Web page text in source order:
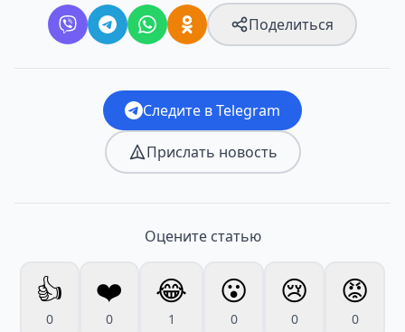
Поделиться
Следите в Telegram
Прислать новость
Оцените статью
👍
0
❤️
0
😂
1
😮
0
😢
0
😡
0